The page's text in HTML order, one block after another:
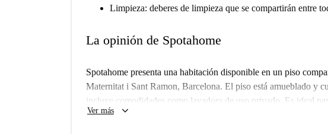
Limpieza: deberes de limpieza que se compartirán entre
La opinión de Spotahome
Spotahome presenta una habitación disponible en un piso
Maternitat i Sant Ramon, Barcelona. El piso está amueblado y
incluye comodidades como lavadora de uso privado. Es ideal
estudiantes Erasmus, y la propiedad ofrece un ambiente
Ver más keyboard_arrow_down